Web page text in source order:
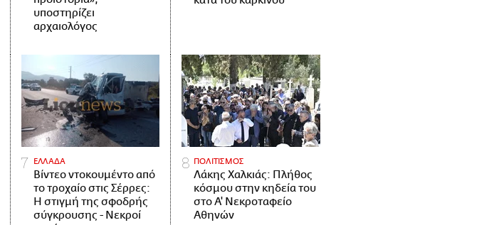
υποστηρίζει
αρχαιολόγος
ΕΛΛΑΔΑ
Βίντεο ντοκουμέντο από
το τροχαίο στις Σέρρες:
Η στιγμή της σφοδρής
σύγκρουσης - Νεκροί
ΠΟΛΙΤΙΣΜΟΣ
Λάκης Χαλκιάς: Πλήθος
κόσμου στην κηδεία του
στο Α' Νεκροταφείο
Αθηνών